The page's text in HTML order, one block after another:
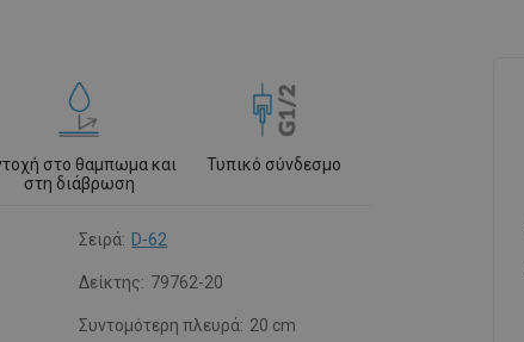
στο θαμπωμα και
στη διάβρωση
Τυπικό σύνδεσμο
Σειρά: D-62
Δείκτης: 79762-20
Συντομότερη πλευρά: 20 cm